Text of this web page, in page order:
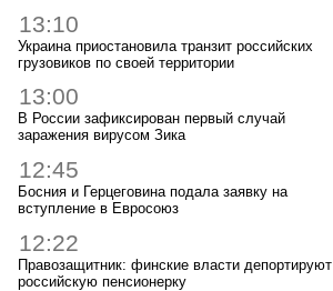
13:10
Украина приостановила транзит российских
грузовиков по своей территории
13:00
В России зафиксирован первый случай
заражения вирусом Зика
12:45
Босния и Герцеговина подала заявку на
вступление в Евросоюз
12:22
Правозащитник: финские власти депортируют
российскую пенсионерку